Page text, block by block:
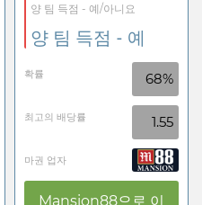
양 팀 득점 - 예/아니요
양 팀 득점 - 예
확률 68%
최고의 배당률 1.55
마권 업자
Mansion88으로 이